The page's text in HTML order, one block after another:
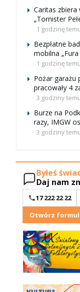
Caritas zbiera
„Tornister
1 godzinę
Bezpłatne
mobilna
1 godzinę
Pożar garażu
pracowały 4
3 godziny
Burze na
razy, IMGW
3 godziny
Byłeś
Daj nam
17 222 22 22
Otwórz